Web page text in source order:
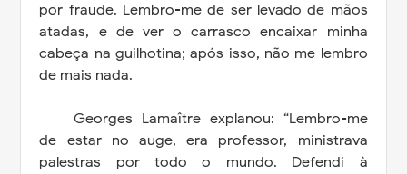
por fraude. Lembro-me de ser levado de mãos
atadas, e de ver o carrasco encaixar minha
cabeça na guilhotina; após isso, não me lembro
de mais nada.
Georges Lamaître explanou: “Lembro-me
de estar no auge, era professor, ministrava
palestras por todo o mundo. Defendi à